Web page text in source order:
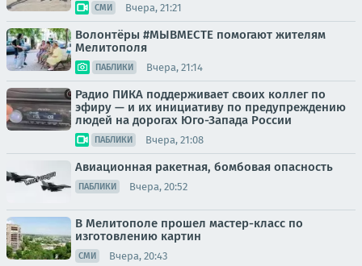
СМИ Вчера, 21:21
Волонтёры #МЫВМЕСТЕ помогают жителям
Мелитополя
ПАБЛИКИ Вчера, 21:14
Радио ПИКА поддерживает своих коллег по
эфиру — и их инициативу по предупреждению
людей на дорогах Юго-Запада России
ПАБЛИКИ Вчера, 21:08
Авиационная ракетная, бомбовая опасность
ПАБЛИКИ Вчера, 20:52
В Мелитополе прошел мастер-класс по
изготовлению картин
СМИ Вчера, 20:43